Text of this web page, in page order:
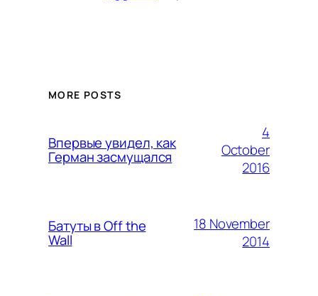
MORE POSTS
Впервые увидел, как
Герман засмущался
4
October
2016
Батуты в Off the
Wall
18 November
2014